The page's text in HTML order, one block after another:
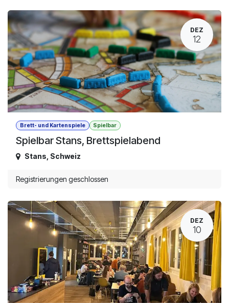
DEZ
12
Brett- und Kartenspiele Spielbar
Spielbar Stans, Brettspielabend
Stans, Schweiz
Registrierungen geschlossen
DEZ
10